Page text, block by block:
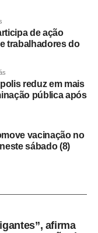
Municipal, com a
e debates
Grande.
de ação
trabalhadores do
reduz em mais
pública após
vacinação no
sábado (8)
afirma